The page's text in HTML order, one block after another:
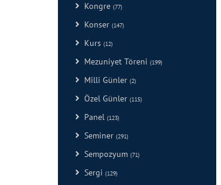
Kongre (77)
Konser (147)
Kurs (12)
Mezuniyet Töreni (199)
Milli Günler (2)
Özel Günler (115)
Panel (123)
Seminer (291)
Sempozyum (71)
Sergi (129)